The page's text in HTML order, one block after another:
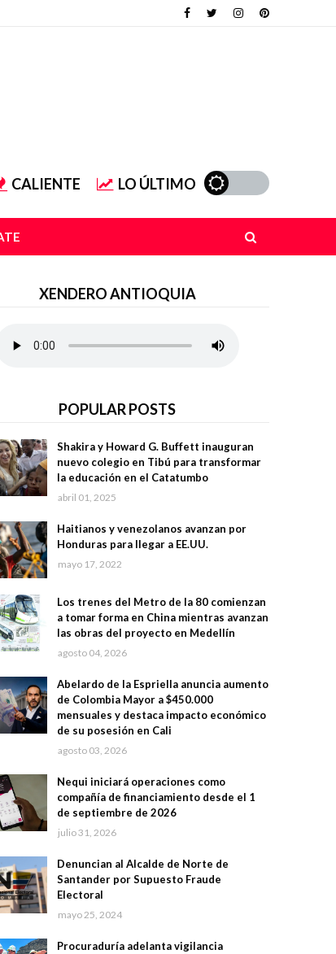
CALIENTE LO ÚLTIMO
XENDERO ANTIOQUIA
POPULAR POSTS
Shakira y Howard G. Buffett inauguran
nuevo colegio en Tibú para transformar
la educación en el Catatumbo
abril 01, 2025
Haitianos y venezolanos avanzan por
Honduras para llegar a EE.UU.
mayo 17, 2022
Los trenes del Metro de la 80 comienzan
a tomar forma en China mientras avanzan
las obras del proyecto en Medellín
agosto 04, 2026
Abelardo de la Espriella anuncia aumento
de Colombia Mayor a $450.000
mensuales y destaca impacto económico
de su posesión en Cali
agosto 03, 2026
Nequi iniciará operaciones como
compañía de financiamiento desde el 1
de septiembre de 2026
julio 31, 2026
Denuncian al Alcalde de Norte de
Santander por Supuesto Fraude
Electoral
mayo 25, 2024
Procuraduría adelanta vigilancia